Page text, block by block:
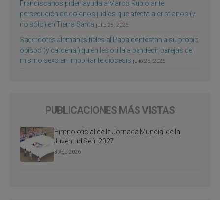
Franciscanos piden ayuda a Marco Rubio ante
persecución de colonos judíos que afecta a cristianos (y
no sólo) en Tierra Santa julio 25, 2026
Sacerdotes alemanes fieles al Papa contestan a su propio
obispo (y cardenal) quien les orilla a bendecir parejas del
mismo sexo en importante diócesis julio 25, 2026
PUBLICACIONES MÁS VISTAS
Himno oficial de la Jornada Mundial de la
Juventud Seúl 2027
3 Ago 2026